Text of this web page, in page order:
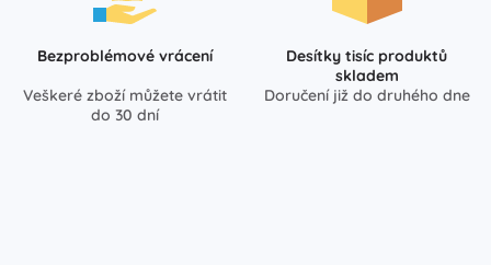
Bezproblémové vrácení
Veškeré zboží můžete vrátit
do 30 dní
Desítky tisíc produktů
skladem
Doručení již do druhého dne